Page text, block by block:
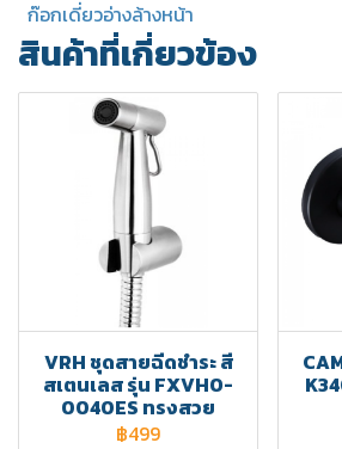
ก๊อกเดี่ยวอ่างล้างหน้า
สินค้าที่เกี่ยวข้อง
VRH ชุดสายฉีดชำระ สี
สเตนเลส รุ่น FXVHO-
0040ES ทรงสวย
฿499